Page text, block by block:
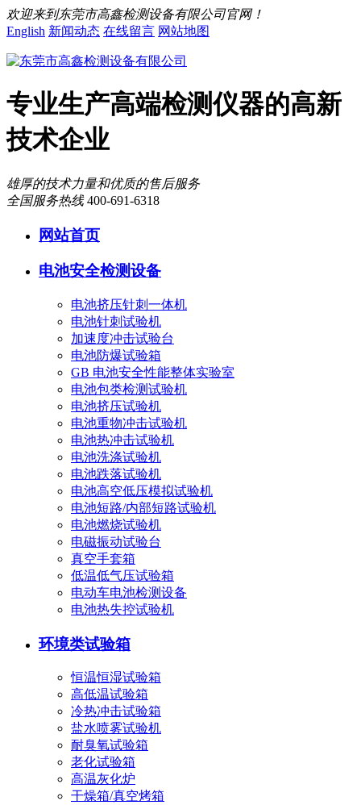
欢迎来到东莞市高鑫检测设备有限公司官网！
English 新闻动态 在线留言 网站地图
专业生产高端检测仪器的高新
技术企业
雄厚的技术力量和优质的售后服务
全国服务热线 400-691-6318
网站首页
电池安全检测设备
电池挤压针刺一体机
电池针刺试验机
加速度冲击试验台
电池防爆试验箱
GB 电池安全性能整体实验室
电池包类检测试验机
电池挤压试验机
电池重物冲击试验机
电池热冲击试验机
电池洗涤试验机
电池跌落试验机
电池高空低压模拟试验机
电池短路/内部短路试验机
电池燃烧试验机
电磁振动试验台
真空手套箱
低温低气压试验箱
电动车电池检测设备
电池热失控试验机
环境类试验箱
恒温恒湿试验箱
高低温试验箱
冷热冲击试验箱
盐水喷雾试验机
耐臭氧试验箱
老化试验箱
高温灰化炉
干燥箱/真空烤箱